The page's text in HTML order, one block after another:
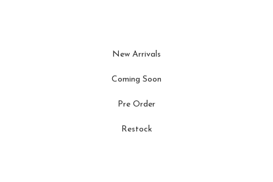
New Arrivals
Coming Soon
Pre Order
Restock